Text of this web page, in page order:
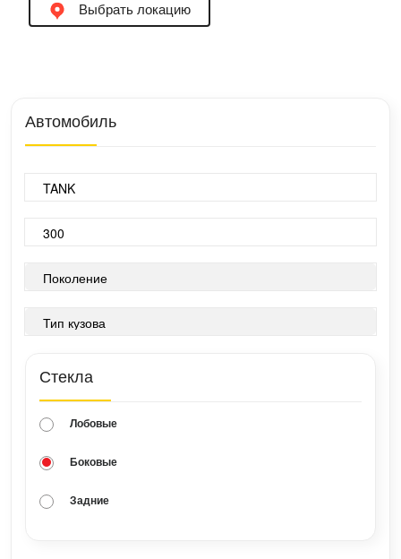
Выбрать локацию
Автомобиль
Стекла
Лобовые
Боковые
Задние